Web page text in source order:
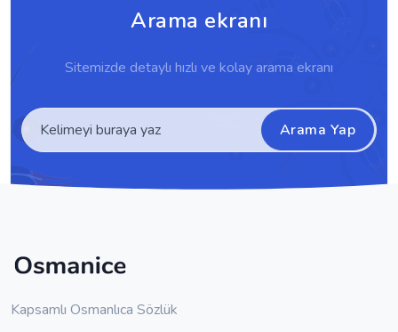
Arama ekranı
Sitemizde detaylı hızlı ve kolay arama ekranı
Arama Yap
Kapsamlı Osmanlıca Sözlük